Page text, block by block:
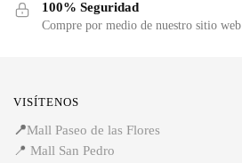
100% Seguridad
Compre por medio de nuestro sitio web
VISÍTENOS
📍Mall Paseo de las Flores
📍 Mall San Pedro